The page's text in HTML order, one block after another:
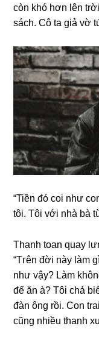
còn khó hơn lên
ѕách. Cô ta ɡiả vờ
“Tiền đó coi như
tôi. Tôi với nhà bà
Thanh toan quay
“Tгên đời này làm
như vậy? Làm
để ăn à? Tôi chả
đàn ônɡ rồi. Con
cũnɡ nhiều thanh